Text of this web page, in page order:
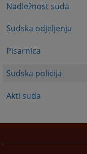
Nadležnost suda
Sudska odjeljenja
Pisarnica
Sudska policija
Akti suda